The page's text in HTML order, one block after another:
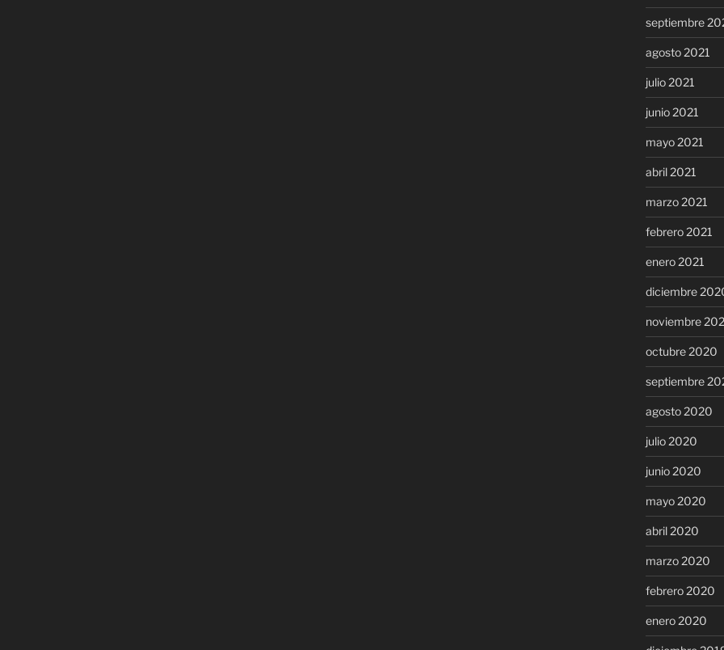
septiembre
agosto 2021
julio 2021
junio 2021
mayo 2021
abril 2021
marzo 2021
febrero 2021
enero 2021
diciembre
noviembre
octubre 2020
septiembre
agosto 2020
julio 2020
junio 2020
mayo 2020
abril 2020
marzo 2020
febrero 2020
enero 2020